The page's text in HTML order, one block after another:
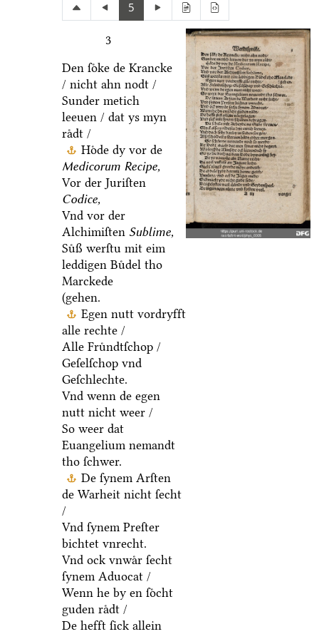
5
3
Den ſoͤke de Krancke
/ nicht ahn nodt /
Sunder metich
leeuen / dat ys myn
raͤdt /
Hoͤde dy vor de
Medicorum Recipe,
Vor der Juriſten
Codice,
Vnd vor der
Alchimiſten Sublime,
Suͤß werſtu mit eim
leddigen Buͤdel tho
Marckede
(gehen.
Egen nutt vordryfft
alle rechte /
Alle Fruͤndtſchop /
Geſelſchop vnd
Geſchlechte.
Vnd wenn de egen
nutt nicht weer /
So weer dat
Euangelium nemandt
tho ſchwer.
De ſynem Arſten
de Warheit nicht ſecht
/
Vnd ſynem Preſter
bichtet vnrecht.
Vnd ock vnwaͤr ſecht
ſynem Aduocat /
Wenn he by en ſoͤcht
guden raͤdt /
De hefft ſick allein